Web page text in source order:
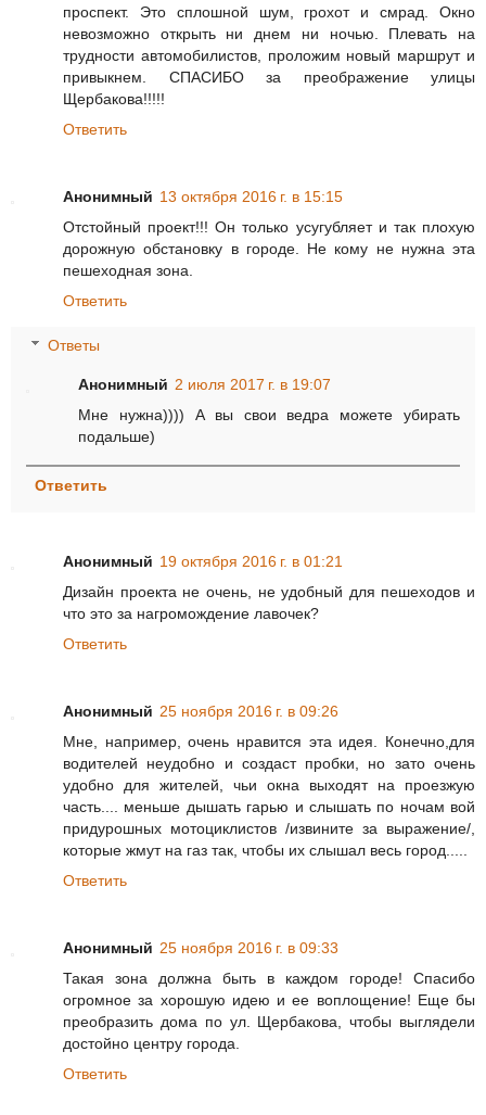
проспект. Это сплошной шум, грохот и смрад. Окно
невозможно открыть ни днем ни ночью. Плевать на
трудности автомобилистов, проложим новый маршрут и
привыкнем. СПАСИБО за преображение улицы
Щербакова!!!!!
Ответить
Анонимный 13 октября 2016 г. в 15:15
Отстойный проект!!! Он только усугубляет и так плохую
дорожную обстановку в городе. Не кому не нужна эта
пешеходная зона.
Ответить
Ответы
Анонимный 2 июля 2017 г. в 19:07
Мне нужна)))) А вы свои ведра можете убирать
подальше)
Ответить
Анонимный 19 октября 2016 г. в 01:21
Дизайн проекта не очень, не удобный для пешеходов и
что это за нагромождение лавочек?
Ответить
Анонимный 25 ноября 2016 г. в 09:26
Мне, например, очень нравится эта идея. Конечно,для
водителей неудобно и создаст пробки, но зато очень
удобно для жителей, чьи окна выходят на проезжую
часть.... меньше дышать гарью и слышать по ночам вой
придурошных мотоциклистов /извините за выражение/,
которые жмут на газ так, чтобы их слышал весь город.....
Ответить
Анонимный 25 ноября 2016 г. в 09:33
Такая зона должна быть в каждом городе! Спасибо
огромное за хорошую идею и ее воплощение! Еще бы
преобразить дома по ул. Щербакова, чтобы выглядели
достойно центру города.
Ответить